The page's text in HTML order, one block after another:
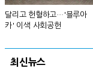
달리고 헌혈하고…'블루아
카' 이색 사회공헌
최신뉴스